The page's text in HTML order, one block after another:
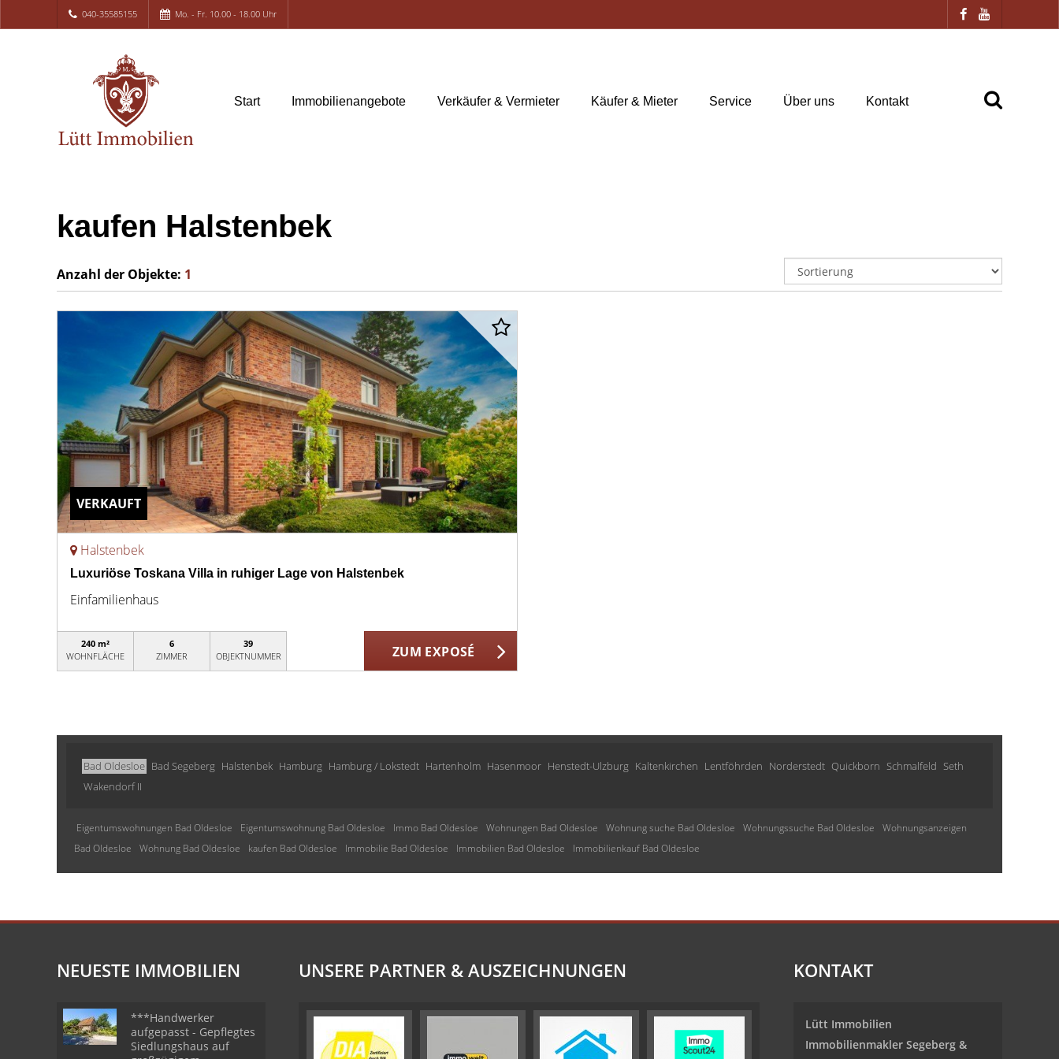
040-35585155 Mo. - Fr. 10.00 - 18.00 Uhr
Start Immobilienangebote Verkäufer & Vermieter Käufer & Mieter Service Über uns Kontakt
kaufen Halstenbek
Anzahl der Objekte: 1
VERKAUFT
Halstenbek
Luxuriöse Toskana Villa in ruhiger Lage von Halstenbek
Einfamilienhaus
240 m²
WOHNFLÄCHE
6
ZIMMER
39
OBJEKTNUMMER
ZUM EXPOSÉ
Bad Oldesloe Bad Segeberg Halstenbek Hamburg Hamburg / Lokstedt Hartenholm Hasenmoor Henstedt-Ulzburg Kaltenkirchen Lentföhrden Norderstedt Quickborn Schmalfeld Seth
Wakendorf II
Eigentumswohnungen Bad Oldesloe Eigentumswohnung Bad Oldesloe Immo Bad Oldesloe Wohnungen Bad Oldesloe Wohnung suche Bad Oldesloe Wohnungssuche Bad Oldesloe
Wohnungsanzeigen
Bad Oldesloe
Wohnung Bad Oldesloe kaufen Bad Oldesloe Immobilie Bad Oldesloe Immobilien Bad Oldesloe Immobilienkauf Bad Oldesloe
NEUESTE IMMOBILIEN
***Handwerker
aufgepasst - Gepflegtes
Siedlungshaus auf
UNSERE PARTNER & AUSZEICHNUNGEN KONTAKT
Lütt Immobilien
Immobilienmakler Segeberg &